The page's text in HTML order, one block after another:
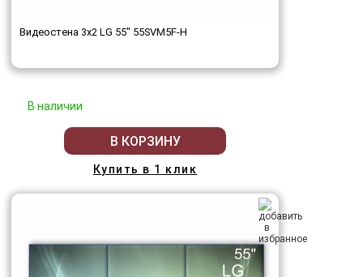
Видеостена 3x2 LG 55" 55SVM5F-H
В наличии
В КОРЗИНУ
Купить в 1 клик